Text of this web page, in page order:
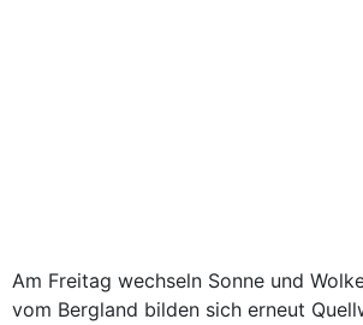
Am Freitag wechseln Sonne und
vom Bergland bilden sich erneut